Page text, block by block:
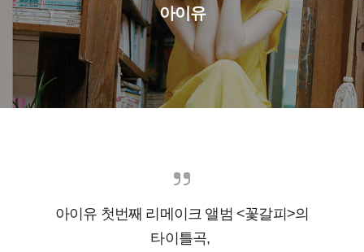
아이유
아이유 첫번째 리메이크 앨범 <꽃갈피>의
타이틀곡,